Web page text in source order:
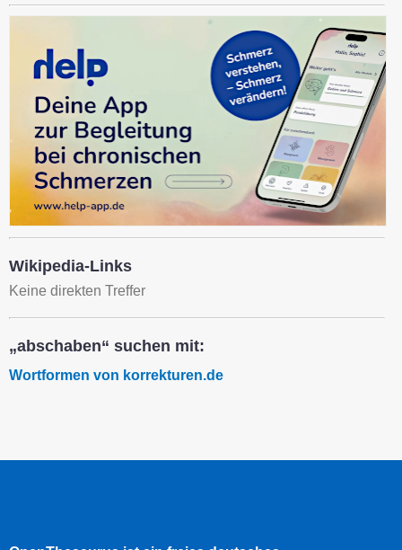
Wikipedia-Links
Keine direkten Treffer
„abschaben“ suchen mit:
Wortformen von korrekturen.de